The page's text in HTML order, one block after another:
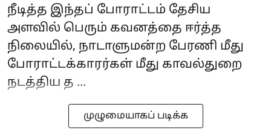
நீடித்த இந்தப் போராட்டம் தேசிய
அளவில் பெரும் கவனத்தை ஈர்த்த
நிலையில், நாடாளுமன்ற பேரணி மீது
போராட்டக்காரர்கள் மீது காவல்துறை
நடத்திய த ...
முழுமையாகப் படிக்க